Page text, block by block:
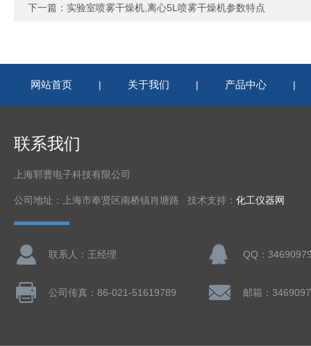
下一篇： 实验室喷雾干燥机,离心5L喷雾干燥机参数特点
网站首页 | 关于我们 | 产品中心 |
联系我们
上海郓曹电子科技有限公司
公司地址：上海市奉贤区南桥镇肖塘路 技术支持： 化工仪器网
联系人：王经理 QQ：
公司传真：86-021-51619789 邮箱：